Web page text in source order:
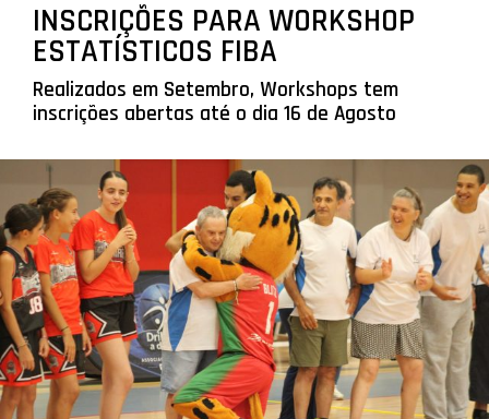
INSCRIÇÕES PARA WORKSHOP
ESTATÍSTICOS FIBA
Realizados em Setembro, Workshops tem
inscrições abertas até o dia 16 de Agosto